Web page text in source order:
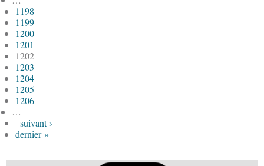
1198
1199
1200
1201
1202
1203
1204
1205
1206
…
suivant ›
dernier »